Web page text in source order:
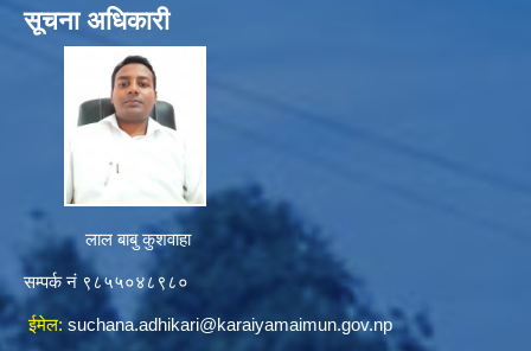
सूचना अधिकारी
लाल बाबु कुशवाहा
सम्पर्क नं ९८५५०४८९८०
ईमेल: suchana.adhikari@karaiyamaimun.gov.np